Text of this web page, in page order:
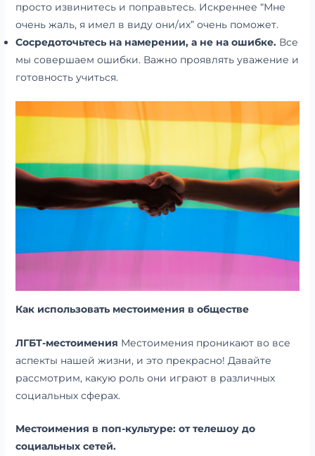
просто извинитесь и поправьтесь. Искреннее “Мне
очень жаль, я имел в виду они/их” очень поможет.
Сосредоточьтесь на намерении, а не на ошибке.Все
мы совершаем ошибки. Важно проявлять уважение и
готовность учиться.
Как использовать местоимения в обществе
ЛГБТ-местоимения Местоимения проникают во все
аспекты нашей жизни, и это прекрасно! Давайте
рассмотрим, какую роль они играют в различных
социальных сферах.
Местоимения в поп-культуре: от телешоу до
социальных сетей.